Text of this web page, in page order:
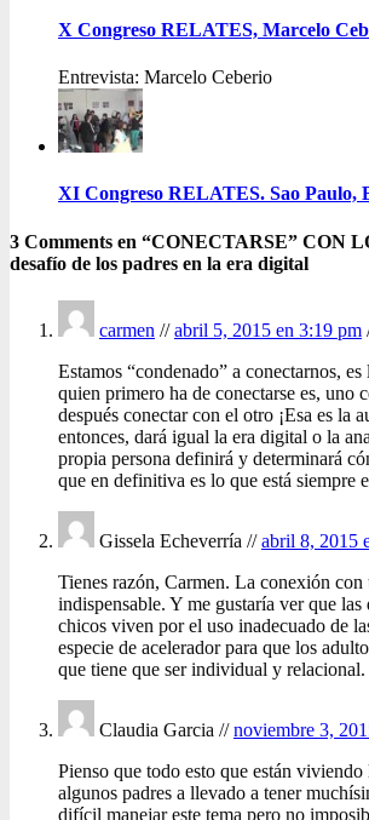
X Congreso RELATES, Marcelo
Entrevista: Marcelo Ceberio
XI Congreso RELATES. Sao Paulo,
3 Comments en “CONECTARSE” CON
desafío de los padres en la era digital
carmen //abril 5, 2015 en 3:19 pm
Estamos “condenado” a conectarnos,
quien primero ha de conectarse es, uno
después conectar con el otro ¡Esa es la
entonces, dará igual la era digital o la
propia persona definirá y determinará
que en definitiva es lo que está siempre
Gissela Echeverría //abril 8, 2015
Tienes razón, Carmen. La conexión con
indispensable. Y me gustaría ver que
chicos viven por el uso inadecuado de
especie de acelerador para que los
que tiene que ser individual y relacional.
Claudia Garcia //noviembre 3,
Pienso que todo esto que están
algunos padres a llevado a tener
difícil manejar este tema pero no